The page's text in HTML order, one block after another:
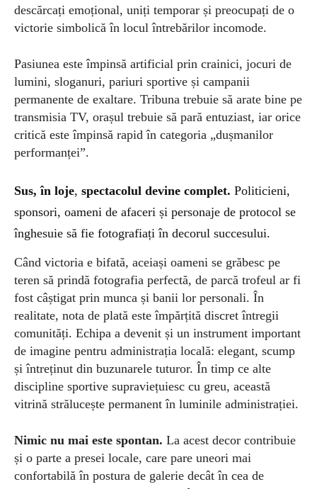
descărcați emoțional, uniți temporar și preocupați de o
victorie simbolică în locul întrebărilor incomode.
Pasiunea este împinsă artificial prin crainici, jocuri de
lumini, sloganuri, pariuri sportive și campanii
permanente de exaltare. Tribuna trebuie să arate bine pe
transmisia TV, orașul trebuie să pară entuziast, iar orice
critică este împinsă rapid în categoria „dușmanilor
performanței”.
Sus, în loje, spectacolul devine complet. Politicieni,
sponsori, oameni de afaceri și personaje de protocol se
înghesuie să fie fotografiați în decorul succesului.
Când victoria e bifată, aceiași oameni se grăbesc pe
teren să prindă fotografia perfectă, de parcă trofeul ar fi
fost câștigat prin munca și banii lor personali. În
realitate, nota de plată este împărțită discret întregii
comunități. Echipa a devenit și un instrument important
de imagine pentru administrația locală: elegant, scump
și întreținut din buzunarele tuturor. În timp ce alte
discipline sportive supraviețuiesc cu greu, această
vitrină strălucește permanent în luminile administrației.
Nimic nu mai este spontan. La acest decor contribuie
și o parte a presei locale, care pare uneori mai
confortabilă în postura de galerie decât în cea de